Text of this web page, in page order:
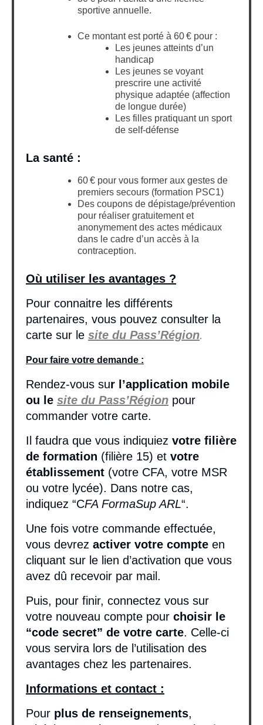
sportive annuelle.
Ce montant est porté à 60 € pour :
Les jeunes atteints d’un
handicap
Les jeunes se voyant
prescrire une activité
physique adaptée (affection
de longue durée)
Les filles pratiquant un sport
de self-défense
La santé :
60 € pour vous former aux gestes de
premiers secours (formation PSC1)
Des coupons de dépistage/prévention
pour réaliser gratuitement et
anonymement des actes médicaux
dans le cadre d’un accès à la
contraception.
Où utiliser les avantages ?
Pour connaitre les différents
partenaires, vous pouvez consulter la
carte sur le site du Pass’Région.
Pour faire votre demande :
Rendez-vous sur l’application mobile
ou le site du Pass’Région pour
commander votre carte.
Il faudra que vous indiquiez votre filière
de formation (filière 15) et votre
établissement (votre CFA, votre MSR
ou votre lycée). Dans notre cas,
indiquez “CFA FormaSup ARL“.
Une fois votre commande effectuée,
vous devrez activer votre compte en
cliquant sur le lien d’activation que vous
avez dû recevoir par mail.
Puis, pour finir, connectez vous sur
votre nouveau compte pour choisir le
“code secret” de votre carte. Celle-ci
vous servira lors de l’utilisation des
avantages chez les partenaires.
Informations et contact :
Pour plus de renseignements,